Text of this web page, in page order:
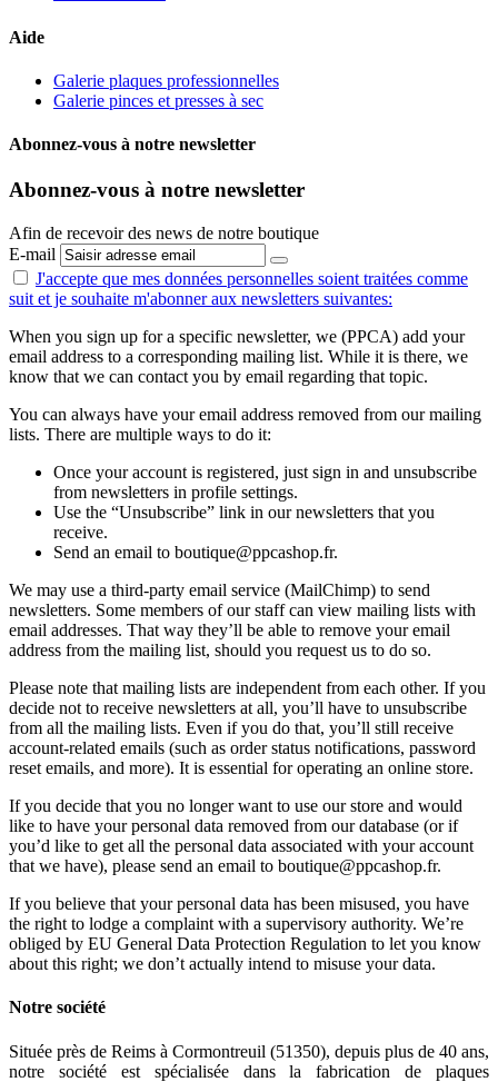
Aide
Galerie plaques professionnelles
Galerie pinces et presses à sec
Abonnez-vous à notre newsletter
Abonnez-vous à notre newsletter
Afin de recevoir des news de notre boutique
E-mail
J'accepte que mes données personnelles soient traitées comme
suit et je souhaite m'abonner aux newsletters suivantes:
When you sign up for a specific newsletter, we (PPCA) add your
email address to a corresponding mailing list. While it is there, we
know that we can contact you by email regarding that topic.
You can always have your email address removed from our mailing
lists. There are multiple ways to do it:
Once your account is registered, just sign in and unsubscribe
from newsletters in profile settings.
Use the “Unsubscribe” link in our newsletters that you
receive.
Send an email to boutique@ppcashop.fr.
We may use a third-party email service (MailChimp) to send
newsletters. Some members of our staff can view mailing lists with
email addresses. That way they’ll be able to remove your email
address from the mailing list, should you request us to do so.
Please note that mailing lists are independent from each other. If you
decide not to receive newsletters at all, you’ll have to unsubscribe
from all the mailing lists. Even if you do that, you’ll still receive
account-related emails (such as order status notifications, password
reset emails, and more). It is essential for operating an online store.
If you decide that you no longer want to use our store and would
like to have your personal data removed from our database (or if
you’d like to get all the personal data associated with your account
that we have), please send an email to boutique@ppcashop.fr.
If you believe that your personal data has been misused, you have
the right to lodge a complaint with a supervisory authority. We’re
obliged by EU General Data Protection Regulation to let you know
about this right; we don’t actually intend to misuse your data.
Notre société
Située près de Reims à Cormontreuil (51350), depuis plus de 40 ans,
notre société est spécialisée dans la fabrication de plaques